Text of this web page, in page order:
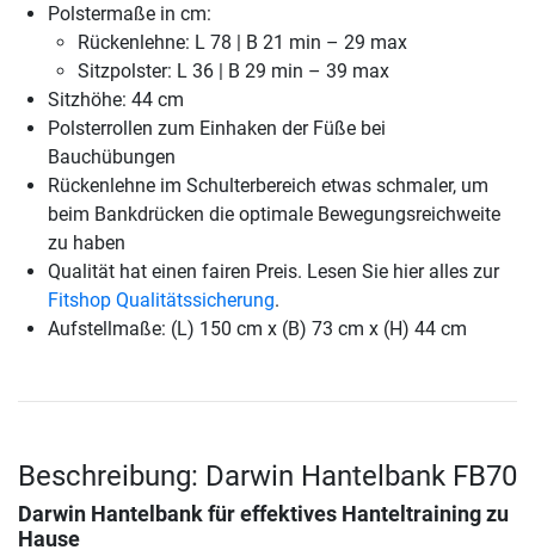
Polstermaße in cm:
Rückenlehne: L 78 | B 21 min – 29 max
Sitzpolster: L 36 | B 29 min – 39 max
Sitzhöhe: 44 cm
Polsterrollen zum Einhaken der Füße bei
Bauchübungen
Rückenlehne im Schulterbereich etwas schmaler, um
beim Bankdrücken die optimale Bewegungsreichweite
zu haben
Qualität hat einen fairen Preis. Lesen Sie hier alles zur
Fitshop Qualitätssicherung.
Aufstellmaße: (L) 150 cm x (B) 73 cm x (H) 44 cm
Beschreibung: Darwin Hantelbank FB70
Darwin Hantelbank für effektives Hanteltraining zu
Hause